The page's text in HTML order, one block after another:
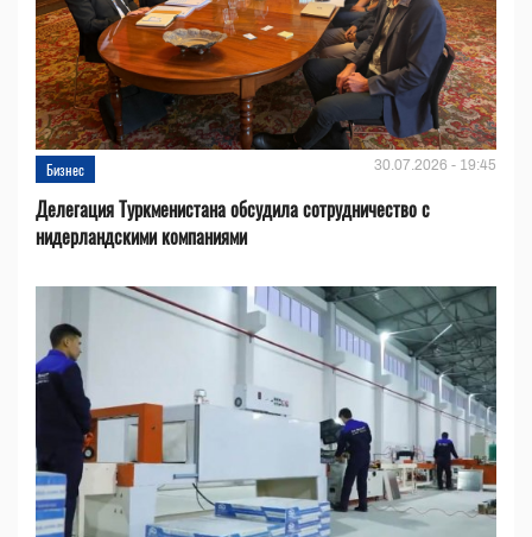
Бизнес 30.07.2026 - 19:45
Делегация Туркменистана обсудила сотрудничество с
нидерландскими компаниями